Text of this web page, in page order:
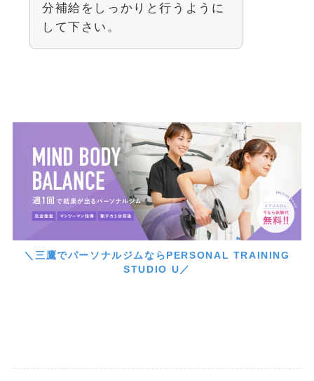
分補給をしっかりと行うように
して下さい。
＼三鷹でパーソナルジムならPERSONAL TRAINING
STUDIO U／